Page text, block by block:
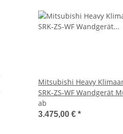
Mitsubishi Heavy
SRK-ZS-WF Wandgerät
Set mit 3 Innengeräten
mehrfarbig
ab
3.475,00 € *